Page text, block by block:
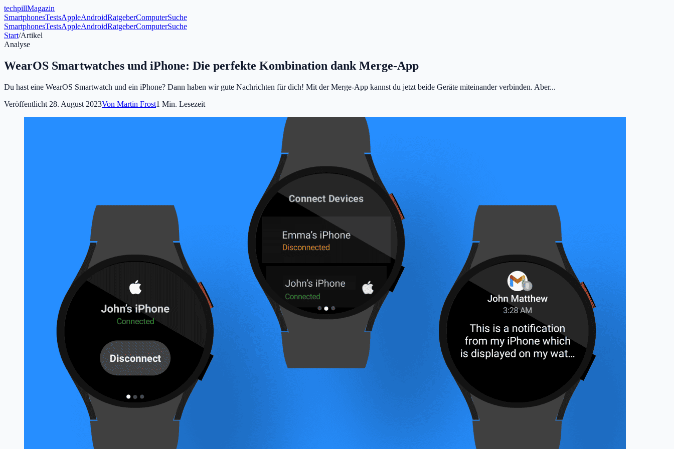
techpillMagazin
SmartphonesTestsAppleAndroidRatgeberComputerSuche
SmartphonesTestsAppleAndroidRatgeberComputerSuche
Start/Artikel
Analyse
WearOS Smartwatches und iPhone: Die perfekte Kombination dank Merge-App
Du hast eine WearOS Smartwatch und ein iPhone? Dann haben wir gute Nachrichten für dich! Mit der Merge-App kannst du jetzt beide Geräte miteinander verbinden. Aber...
Veröffentlicht 28. August 2023Von Martin Frost1 Min. Lesezeit